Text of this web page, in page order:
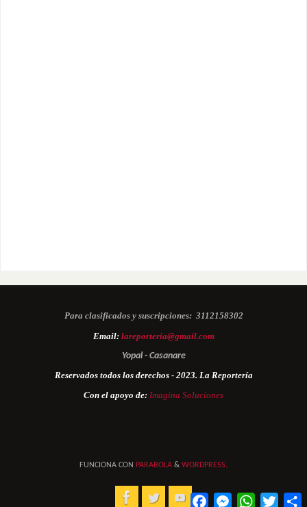
Para clasificados y suscripciones: 3112158302
Email: lareporteria@gmail.com
Yopal - Casanare
Reservados todos los derechos - 2023. La Reportería
Con el apoyo de: Imagina Soluciones
FUNCIONA CON PARABOLA & WORDPRESS.
FacebookMessengerWhatsApp
Twitter